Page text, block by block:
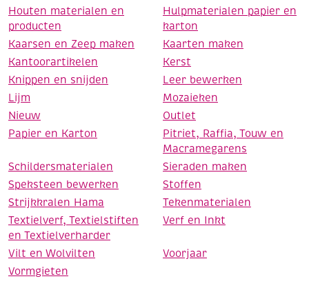
Houten materialen en
producten
Hulpmaterialen papier en
karton
Kaarsen en Zeep maken
Kaarten maken
Kantoorartikelen
Kerst
Knippen en snijden
Leer bewerken
Lijm
Mozaieken
Nieuw
Outlet
Papier en Karton
Pitriet, Raffia, Touw en
Macramegarens
Schildersmaterialen
Sieraden maken
Speksteen bewerken
Stoffen
Strijkkralen Hama
Tekenmaterialen
Textielverf, Textielstiften
en Textielverharder
Verf en Inkt
Vilt en Wolvilten
Voorjaar
Vormgieten